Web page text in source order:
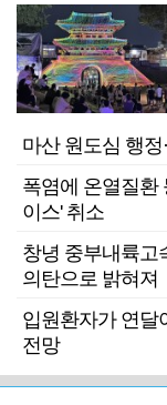
마산 원도심 행
폭염에 온열질환
이스' 취소
창녕 중부내륙
의탄으로 밝혀져
입원환자가 연달
전망